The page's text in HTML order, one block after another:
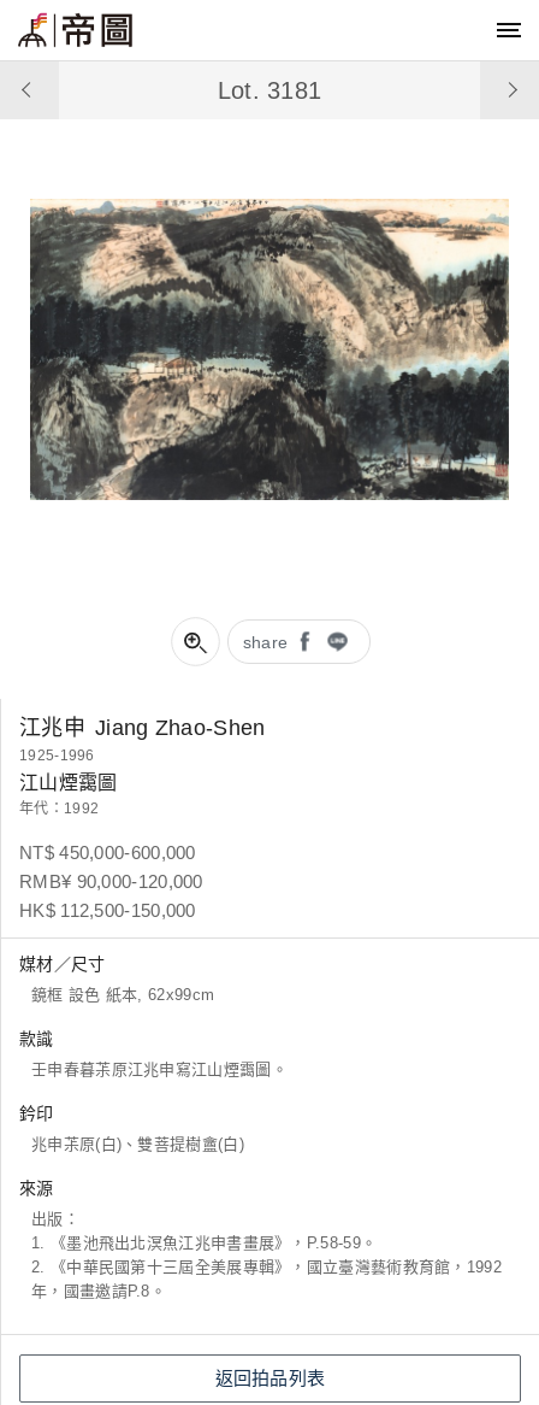
share
Lot. 3181
江兆申 Jiang Zhao-Shen
1925-1996
江山煙靄圖
年代：1992
NT$ 450,000-600,000
RMB¥ 90,000-120,000
HK$ 112,500-150,000
媒材／尺寸
鏡框 設色 紙本, 62x99cm
款識
壬申春暮茮原江兆申寫江山煙靄圖。
鈐印
兆申茮原(白)、雙菩提樹盦(白)
來源
出版：
1. 《墨池飛出北溟魚江兆申書畫展》，P.58-59。
2. 《中華民國第十三屆全美展專輯》，國立臺灣藝術教育館，1992
年，國畫邀請P.8。
返回拍品列表